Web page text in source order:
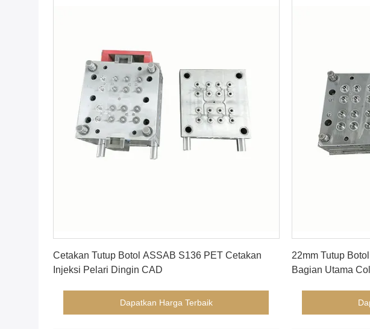
Cetakan Tutup Botol ASSAB S136 PET Cetakan
Injeksi Pelari Dingin CAD
Dapatkan Harga Terbaik
22mm Tutup
Bagian Utama